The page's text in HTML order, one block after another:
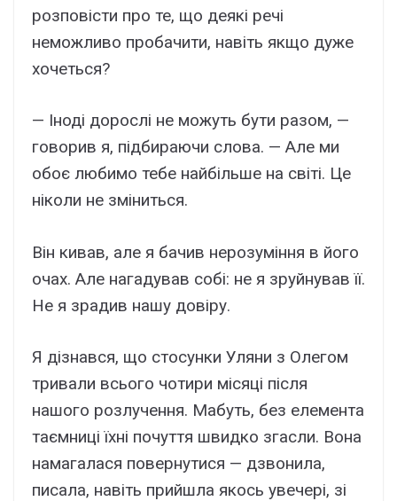
розповісти про те, що деякі речі
неможливо пробачити, навіть якщо дуже
хочеться?
— Іноді дорослі не можуть бути разом, —
говорив я, підбираючи слова. — Але ми
обоє любимо тебе найбільше на світі. Це
ніколи не зміниться.
Він кивав, але я бачив нерозуміння в його
очах. Але нагадував собі: не я зруйнував її.
Не я зрадив нашу довіру.
Я дізнався, що стосунки Уляни з Олегом
тривали всього чотири місяці після
нашого розлучення. Мабуть, без елемента
таємниці їхні почуття швидко згасли. Вона
намагалася повернутися — дзвонила,
писала, навіть прийшла якось увечері, зі